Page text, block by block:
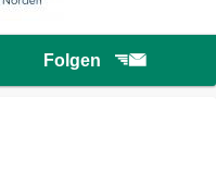
Folgen